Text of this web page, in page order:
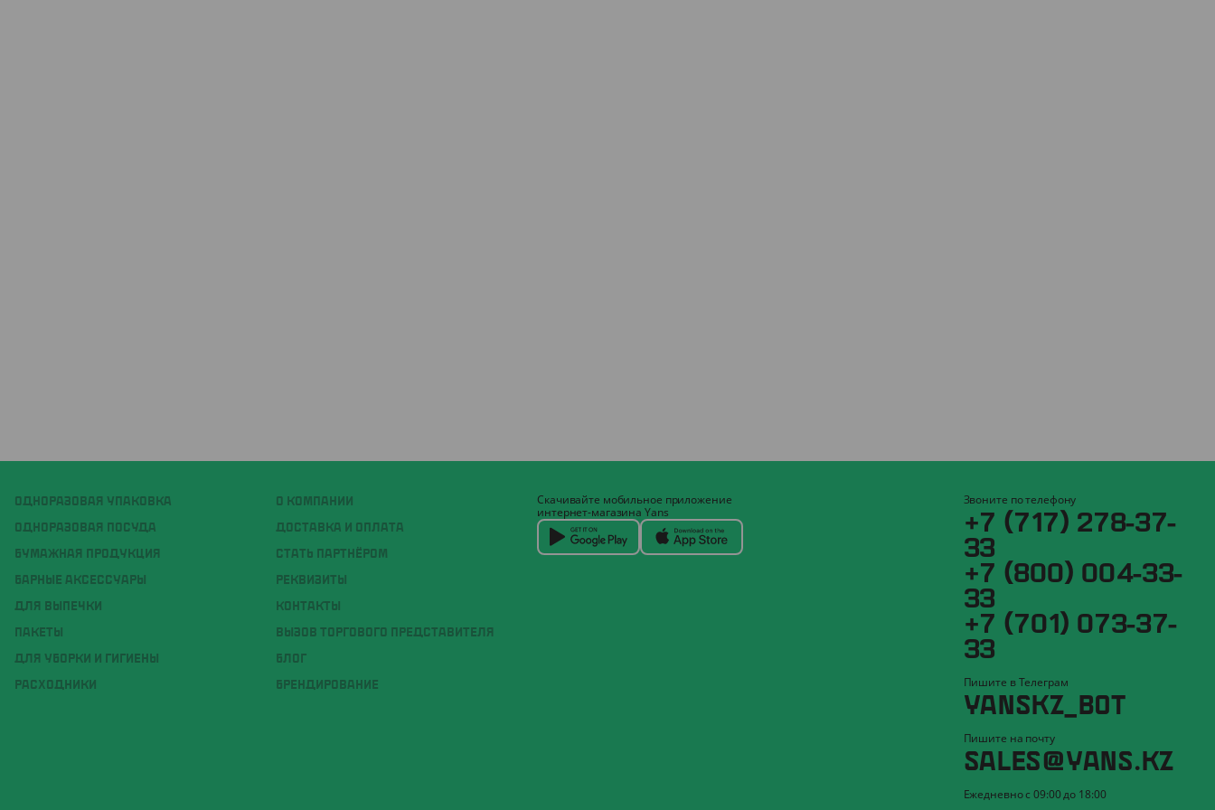
ОДНОРАЗОВАЯ УПАКОВКА
ОДНОРАЗОВАЯ ПОСУДА
БУМАЖНАЯ ПРОДУКЦИЯ
БАРНЫЕ АКСЕССУАРЫ
ДЛЯ ВЫПЕЧКИ
ПАКЕТЫ
ДЛЯ УБОРКИ И ГИГИЕНЫ
РАСХОДНИКИ
О КОМПАНИИ
ДОСТАВКА И ОПЛАТА
СТАТЬ ПАРТНЁРОМ
РЕКВИЗИТЫ
КОНТАКТЫ
ВЫЗОВ ТОРГОВОГО ПРЕДСТАВИТЕЛЯ
БЛОГ
БРЕНДИРОВАНИЕ
Скачивайте мобильное приложение
интернет-магазина Yans
Звоните по телефону
+7 (717) 278-37-
33
+7 (800) 004-33-
33
+7 (701) 073-37-
33
Пишите в Телеграм
YANSKZ_BOT
Пишите на почту
SALES@YANS.KZ
Ежедневно с 09:00 до 18:00